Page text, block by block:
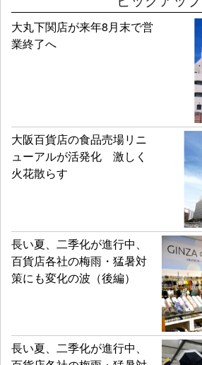
大丸下関店が来年8月末で営
業終了へ
大阪百貨店の食品売場リニ
ューアルが活発化 激しく
火花散らす
長い夏、二季化が進行中、
百貨店各社の梅雨・猛暑対
策にも変化の波（後編）
長い夏、二季化が進行中、